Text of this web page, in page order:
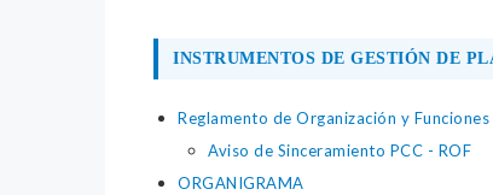
INSTRUMENTOS DE GESTIÓN DE
Reglamento de Organización y Funciones
Aviso de Sinceramiento PCC - ROF
ORGANIGRAMA